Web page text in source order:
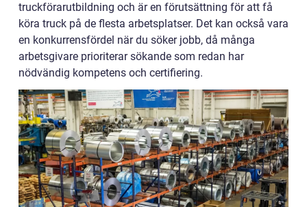
truckförarutbildning och är en förutsättning för att få
köra truck på de flesta arbetsplatser. Det kan också vara
en konkurrensfördel när du söker jobb, då många
arbetsgivare prioriterar sökande som redan har
nödvändig kompetens och certifiering.